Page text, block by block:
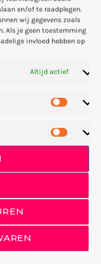
en/of te raadplegen.
wij gegevens zoals
Als je geen toestemming
invloed hebben op
Altijd actief
Doesburg, 2022)